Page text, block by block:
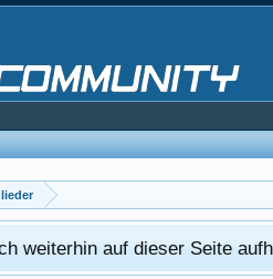
weiterhin auf dieser Seite